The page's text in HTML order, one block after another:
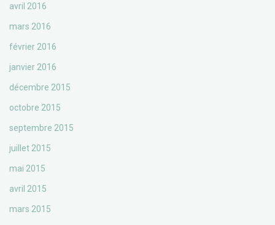
avril 2016
mars 2016
février 2016
janvier 2016
décembre 2015
octobre 2015
septembre 2015
juillet 2015
mai 2015
avril 2015
mars 2015